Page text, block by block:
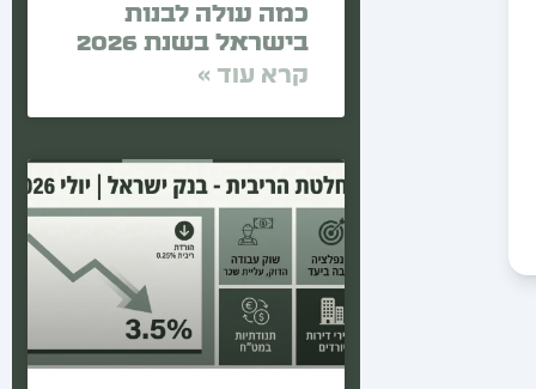
כמה עולה לבנות
בישראל בשנת 2026
קרא עוד »